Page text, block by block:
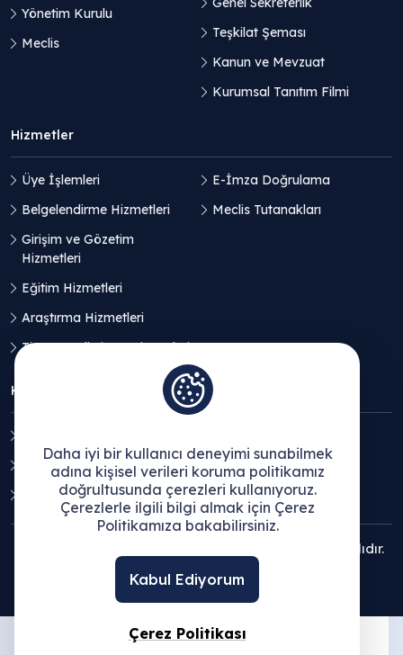
Yönetim Kurulu
Meclis
Teşkilat Şeması
Kanun ve Mevzuat
Kurumsal Tanıtım Filmi
Hizmetler
Üye İşlemleri
Belgelendirme Hizmetleri
Girişim ve Gözetim
Hizmetleri
Eğitim Hizmetleri
Araştırma Hizmetleri
Ticaret Geliştirme Hizmetleri
E-İmza Doğrulama
Meclis Tutanakları
KVKK
Açık Rıza Beyanı
Çerez Politikası
© 2025 Ege Bölgesi Sanayi Odası - Tüm hakları saklıdır.
Daha iyi bir kullanıcı deneyimi sunabilmek
adına kişisel verileri koruma politikamız
doğrultusunda çerezleri kullanıyoruz.
Çerezlerle ilgili bilgi almak için Çerez
Politikamıza bakabilirsiniz.
Kabul Ediyorum
Çerez Politikası